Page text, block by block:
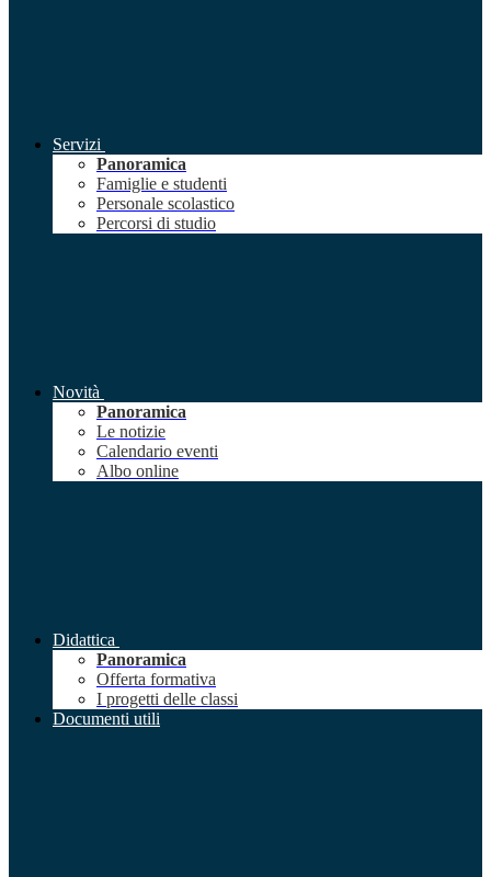
Servizi
Panoramica
Famiglie e studenti
Personale scolastico
Percorsi di studio
Novità
Panoramica
Le notizie
Calendario eventi
Albo online
Didattica
Panoramica
Offerta formativa
I progetti delle classi
Documenti utili